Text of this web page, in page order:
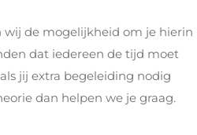
de mogelijkheid om je hierin
dat iedereen de tijd moet
jij extra begeleiding nodig
dan helpen we je graag.